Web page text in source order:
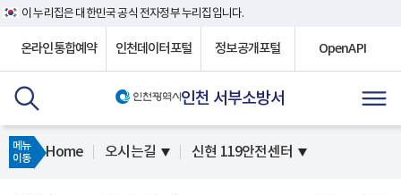
이 누리집은 대한민국 공식 전자정부 누리집입니다.
온라인통합예약 인천데이터포털 정보공개포털 OpenAPI
인천 서부소방서
메뉴
이동
Home 오시는길 신현 119안전센터